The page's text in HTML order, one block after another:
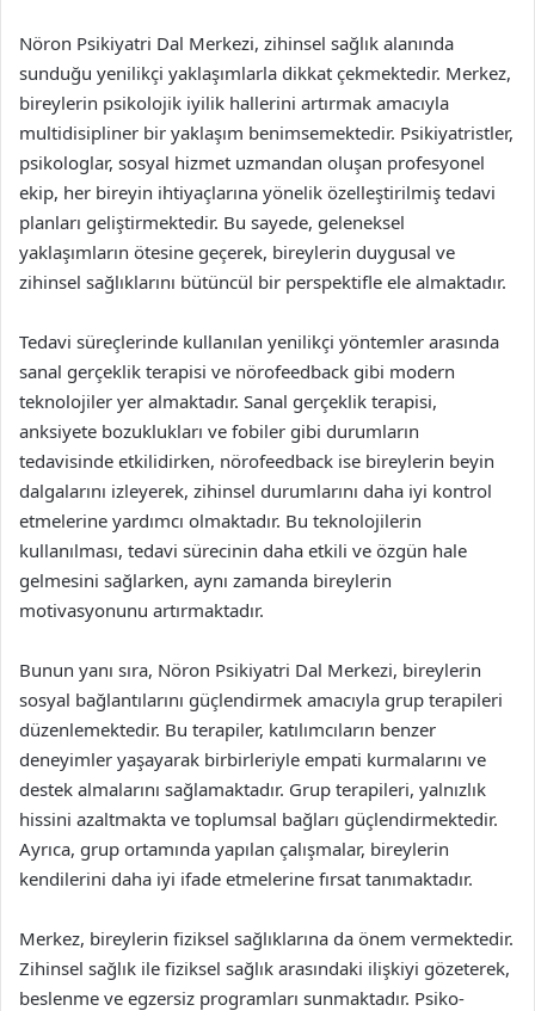
Nöron Psikiyatri Dal Merkezi, zihinsel sağlık alanında
sunduğu yenilikçi yaklaşımlarla dikkat çekmektedir. Merkez,
bireylerin psikolojik iyilik hallerini artırmak amacıyla
multidisipliner bir yaklaşım benimsemektedir. Psikiyatristler,
psikologlar, sosyal hizmet uzmandan oluşan profesyonel
ekip, her bireyin ihtiyaçlarına yönelik özelleştirilmiş tedavi
planları geliştirmektedir. Bu sayede, geleneksel
yaklaşımların ötesine geçerek, bireylerin duygusal ve
zihinsel sağlıklarını bütüncül bir perspektifle ele almaktadır.
Tedavi süreçlerinde kullanılan yenilikçi yöntemler arasında
sanal gerçeklik terapisi ve nörofeedback gibi modern
teknolojiler yer almaktadır. Sanal gerçeklik terapisi,
anksiyete bozuklukları ve fobiler gibi durumların
tedavisinde etkilidirken, nörofeedback ise bireylerin beyin
dalgalarını izleyerek, zihinsel durumlarını daha iyi kontrol
etmelerine yardımcı olmaktadır. Bu teknolojilerin
kullanılması, tedavi sürecinin daha etkili ve özgün hale
gelmesini sağlarken, aynı zamanda bireylerin
motivasyonunu artırmaktadır.
Bunun yanı sıra, Nöron Psikiyatri Dal Merkezi, bireylerin
sosyal bağlantılarını güçlendirmek amacıyla grup terapileri
düzenlemektedir. Bu terapiler, katılımcıların benzer
deneyimler yaşayarak birbirleriyle empati kurmalarını ve
destek almalarını sağlamaktadır. Grup terapileri, yalnızlık
hissini azaltmakta ve toplumsal bağları güçlendirmektedir.
Ayrıca, grup ortamında yapılan çalışmalar, bireylerin
kendilerini daha iyi ifade etmelerine fırsat tanımaktadır.
Merkez, bireylerin fiziksel sağlıklarına da önem vermektedir.
Zihinsel sağlık ile fiziksel sağlık arasındaki ilişkiyi gözeterek,
beslenme ve egzersiz programları sunmaktadır. Psiko-